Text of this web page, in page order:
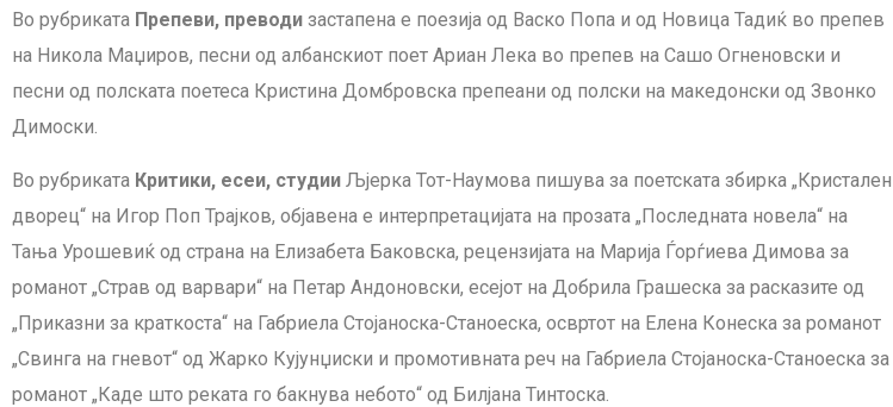
Во рубриката Препеви, преводи застапена е поезија од Васко Попа и од Новица Тадиќ во препев
на Никола Маџиров, песни од албанскиот поет Ариан Лека во препев на Сашо Огненовски и
песни од полската поетеса Кристина Домбровска препеани од полски на македонски од Звонко
Димоски.
Во рубриката Критики, есеи, студии Љјерка Тот-Наумова пишува за поетската збирка „Кристален
дворец“ на Игор Поп Трајков, објавена е интерпретацијата на прозата „Последната новела“ на
Тања Урошевиќ од страна на Елизабета Баковска, рецензијата на Марија Ѓорѓиева Димова за
романот „Страв од варвари“ на Петар Андоновски, есејот на Добрила Грашеска за расказите од
„Приказни за краткоста“ на Габриела Стојаноска-Станоеска, освртот на Елена Конеска за романот
„Свинга на гневот“ од Жарко Кујунџиски и промотивната реч на Габриела Стојаноска-Станоеска за
романот „Каде што реката го бакнува небото“ од Билјана Тинтоска.